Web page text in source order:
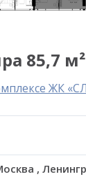
85,7
ЖК
,